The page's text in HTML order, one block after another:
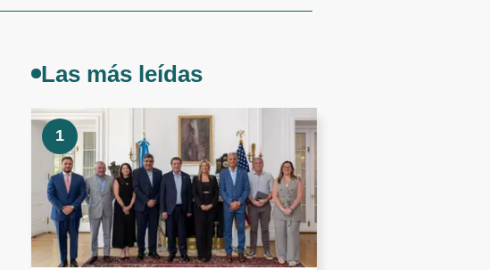
Las más leídas
1